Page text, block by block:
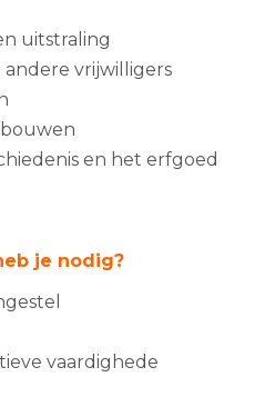
uitstraling
vrijwilligers
en het erfgoed
je nodig?
vaardighede